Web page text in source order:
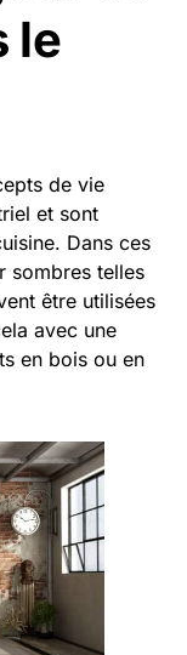
le
de vie
et sont
Dans ces
sombres telles
être utilisées
avec une
en bois ou en